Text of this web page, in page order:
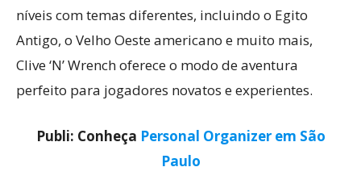
níveis com temas diferentes, incluindo o Egito
Antigo, o Velho Oeste americano e muito mais,
Clive ‘N’ Wrench oferece o modo de aventura
perfeito para jogadores novatos e experientes.
Publi: Conheça Personal Organizer em São
Paulo